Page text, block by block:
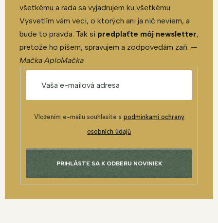
všetkému a rada sa vyjadrujem ku všetkému.
Vysvetlím vám veci, o ktorých ani ja nič neviem, a
bude to pravda. Tak si predplaťte môj newsletter,
pretože ho píšem, spravujem a zodpovedám zaň. —
Mačka AploMačka
Vložením e-mailu souhlasíte s podmínkami ochrany
osobních údajů
PRIHLÁSTE SA K ODBERU NOVINIEK